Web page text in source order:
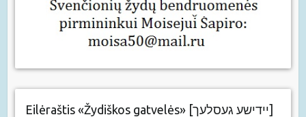
Eilėraštis «Žydiškos gatvelės» [יידישע געסלעך]